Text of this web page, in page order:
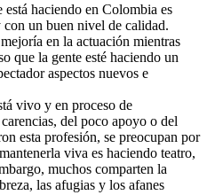
haciendo en Colombia es
con un buen nivel de calidad.
en la actuación mientras
que la gente esté haciendo un
aspectos nuevos e
vivo y en proceso de
del poco apoyo o del
esta profesión, se preocupan por
viva es haciendo teatro,
muchos comparten la
las afugias y los afanes